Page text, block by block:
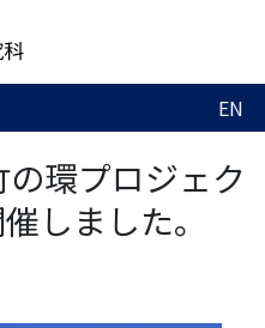
EN
環プロジェク
しました。